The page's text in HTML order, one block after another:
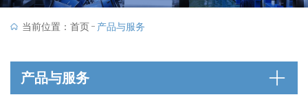
当前位置： 首页 产品与服务
产品与服务